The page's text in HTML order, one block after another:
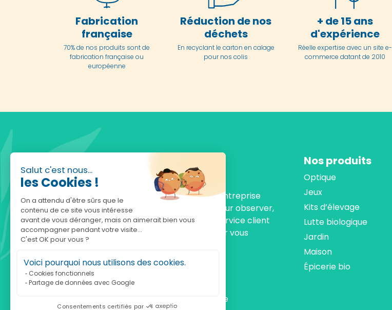
Salut c'est nous...
les Cookies !
On a attendu d'être sûrs que le
contenu de ce site vous intéresse
avant de vous déranger, mais on aimerait bien vous
accompagner pendant votre visite...
C'est OK pour vous ?
Voici pourquoi nous utilisons des cookies.
Cookies fonctionnels
Partage de données avec Google
Consentements certifiés par
Fabrication
française
70% de nos produits sont de
fabrication française ou
européenne
Réduction de nos
déchets
En recyclant le carton en calage
pour nos colis
+ de 15 ans
d'expérience
Réelle expertise avec un site e-
commerce datant de 2010
Fondée en 2010, achatnature.com est une entreprise
française qui réunit plus de 5000 produits pour observer,
comprendre et protéger la nature. Notre service client
est à votre écoute, du lundi au vendredi, pour vous
accompagner.
Notre adresse :
achatnature.com (Ethik & Nature)
160 rue Pierre Fallion - 69140 Rillieux-La-Pape
Nos produits
Optique
Jeux
Kits d’élevage
Lutte biologique
Jardin
Maison
Épicerie bio